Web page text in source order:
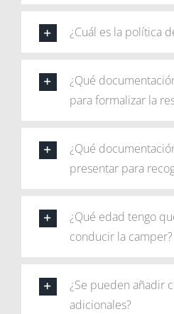
¿Cuál es la política
¿Qué
para formalizar la
¿Qué
presentar para
¿Qué edad tengo
conducir la camper?
¿Se pueden añadir
adicionales?